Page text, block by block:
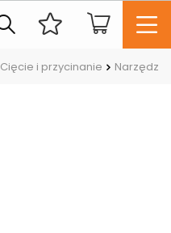
Cięcie i przycinanie